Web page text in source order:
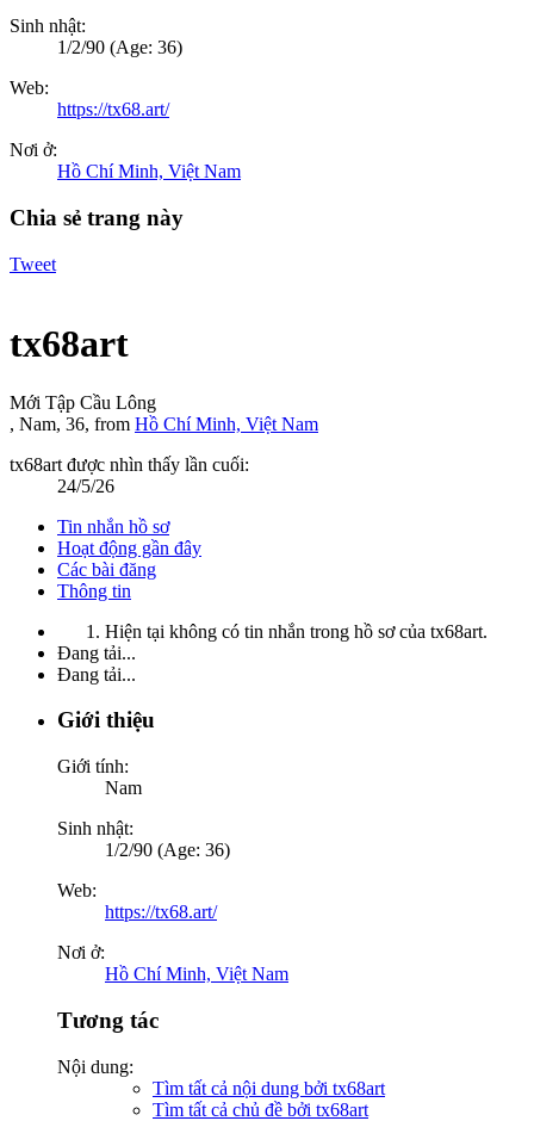
Sinh nhật:
1/2/90 (Age: 36)
Web:
https://tx68.art/
Nơi ở:
Hồ Chí Minh, Việt Nam
Chia sẻ trang này
Tweet
tx68art
Mới Tập Cầu Lông
, Nam, 36, from Hồ Chí Minh, Việt Nam
tx68art được nhìn thấy lần cuối:
24/5/26
Tin nhắn hồ sơ
Hoạt động gần đây
Các bài đăng
Thông tin
Hiện tại không có tin nhắn trong hồ sơ của tx68art.
Đang tải...
Đang tải...
Giới thiệu
Giới tính:
Nam
Sinh nhật:
1/2/90 (Age: 36)
Web:
https://tx68.art/
Nơi ở:
Hồ Chí Minh, Việt Nam
Tương tác
Nội dung:
Tìm tất cả nội dung bởi tx68art
Tìm tất cả chủ đề bởi tx68art